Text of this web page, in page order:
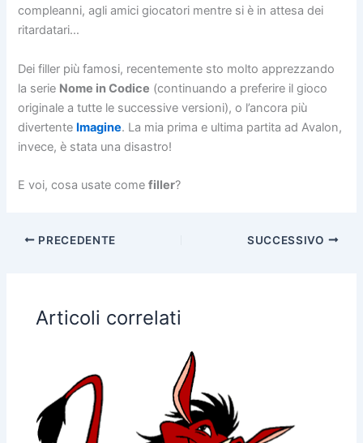
compleanni, agli amici giocatori mentre si è in attesa dei
ritardatari…
Dei filler più famosi, recentemente sto molto apprezzando
la serie Nome in Codice (continuando a preferire il gioco
originale a tutte le successive versioni), o l’ancora più
divertente Imagine. La mia prima e ultima partita ad Avalon,
invece, è stata una disastro!
E voi, cosa usate comefiller?
PRECEDENTE SUCCESSIVO
Articoli correlati